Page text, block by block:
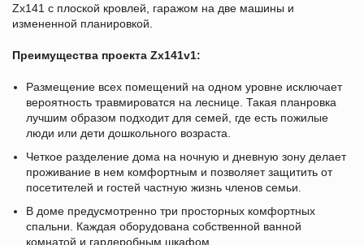
Zx141 c плоской кровлей, гаражом на две машины и
измененной планировкой.
Преимущества проекта Zx141v1:
Размещение всех помещений на одном уровне исключает
вероятность травмироватся на леснице. Такая планровка
лучшим образом подходит для семей, где есть пожилые
люди или дети дошкольного возраста.
Четкое разделение дома на ночную и дневную зону делает
проживание в нем комфортным и позволяет защитить от
посетителей и гостей частную жизнь членов семьи.
В доме предусмотренно три просторных комфортных
спальни. Каждая оборудована собственной ванной
комнатой и гардеробным шкафом.